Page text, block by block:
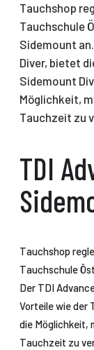
Tauchshop
Tauchschule
Sidemount
Diver, bietet
Sidemount
Möglichkeit,
Tauchzeit zu
TDI
Tauchshop
Tauchschule
Der TDI
Vorteile wie der
die Möglichkeit,
Tauchzeit zu